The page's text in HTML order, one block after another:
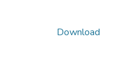
Download